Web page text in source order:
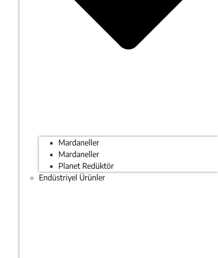
Mardaneller
Mardaneller
Planet Redüktör
Endüstriyel Ürünler